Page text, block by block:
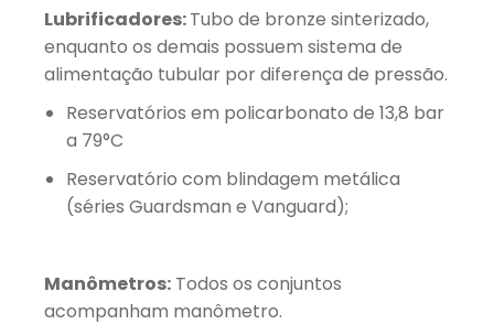
Lubrificadores:Tubo de bronze sinterizado,
enquanto os demais possuem sistema de
alimentação tubular por diferença de pressão.
Reservatórios em policarbonato de 13,8 bar
a 79°C
Reservatório com blindagem metálica
(séries Guardsman e Vanguard);
Manômetros: Todos os conjuntos
acompanham manômetro.